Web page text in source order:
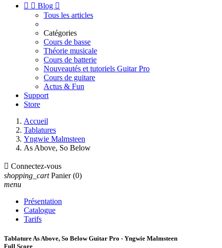
  Blog 
Tous les articles
Catégories
Cours de basse
Théorie musicale
Cours de batterie
Nouveautés et tutoriels Guitar Pro
Cours de guitare
Actus & Fun
Support
Store
Accueil
Tablatures
Yngwie Malmsteen
As Above, So Below
 Connectez-vous
shopping_cart Panier (0)
menu
Présentation
Catalogue
Tarifs
Tablature As Above, So Below Guitar Pro - Yngwie Malmsteen
Full Score